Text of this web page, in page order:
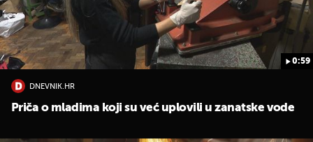
0:59
DNEVNIK.HR
Priča o mladima koji su već uplovili u zanatske vode